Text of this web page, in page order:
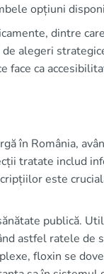
opțiuni
dintre
alegeri
face ca
în România,
tratate includ
este
publică.
astfel ratele de
floxin se